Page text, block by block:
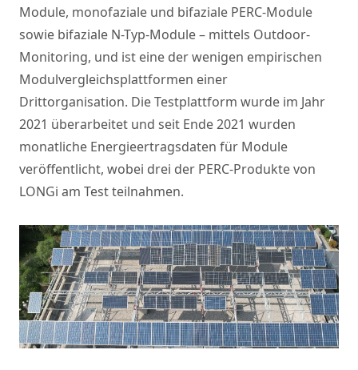
Module, monofaziale und bifaziale PERC-Module
sowie bifaziale N-Typ-Module – mittels Outdoor-
Monitoring, und ist eine der wenigen empirischen
Modulvergleichsplattformen einer
Drittorganisation. Die Testplattform wurde im Jahr
2021 überarbeitet und seit Ende 2021 wurden
monatliche Energieertragsdaten für Module
veröffentlicht, wobei drei der PERC-Produkte von
LONGi am Test teilnahmen.